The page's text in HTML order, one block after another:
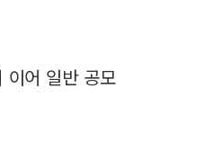
이어 일반 공모